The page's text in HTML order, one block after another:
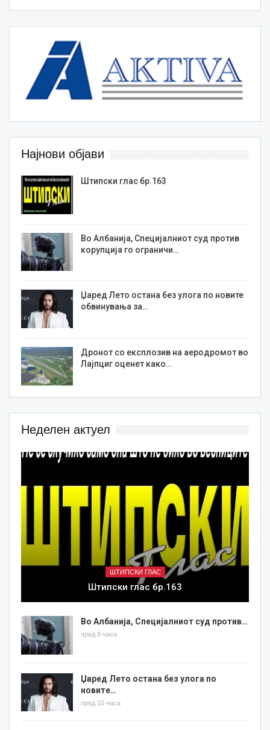
Најнови објави
Штипски глас бр.163
Во Албанија, Специјалниот суд против
корупција го ограничи…
Џаред Лето остана без улога по новите
обвинувања за…
Дронот со експлозив на аеродромот во
Лајпциг оценет како…
Неделен актуел
ШТИПСКИ ГЛАС
Штипски глас бр.163
Во Албанија, Специјалниот суд против…
пред 9 часа
Џаред Лето остана без улога по
новите…
пред 10 часа